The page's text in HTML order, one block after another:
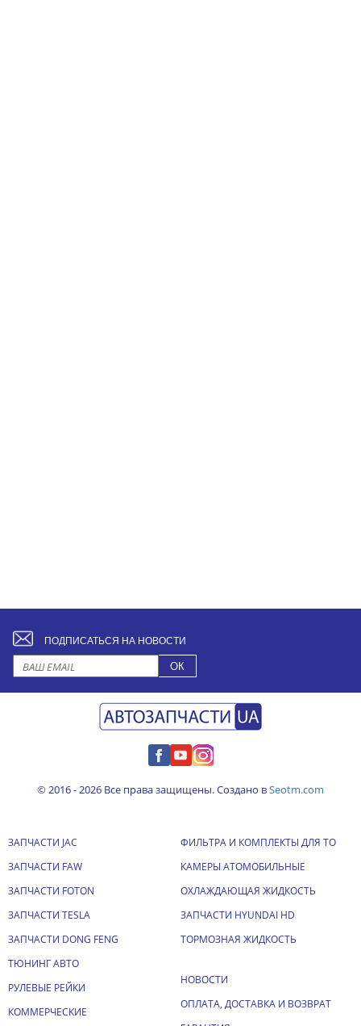
ПОДПИСАТЬСЯ НА НОВОСТИ
© 2016 - 2026 Все права защищены. Создано вSeotm.com
ЗАПЧАСТИ JAC
ЗАПЧАСТИ FAW
ЗАПЧАСТИ FOTON
ЗАПЧАСТИ TESLA
ЗАПЧАСТИ DONG FENG
ТЮНИНГ АВТО
РУЛЕВЫЕ РЕЙКИ
КОММЕРЧЕСКИЕ
ФИЛЬТРА И КОМПЛЕКТЫ ДЛЯ ТО
КАМЕРЫ АТОМОБИЛЬНЫЕ
ОХЛАЖДАЮЩАЯ ЖИДКОСТЬ
ЗАПЧАСТИ HYUNDAI HD
ТОРМОЗНАЯ ЖИДКОСТЬ
НОВОСТИ
ОПЛАТА, ДОСТАВКА И ВОЗВРАТ